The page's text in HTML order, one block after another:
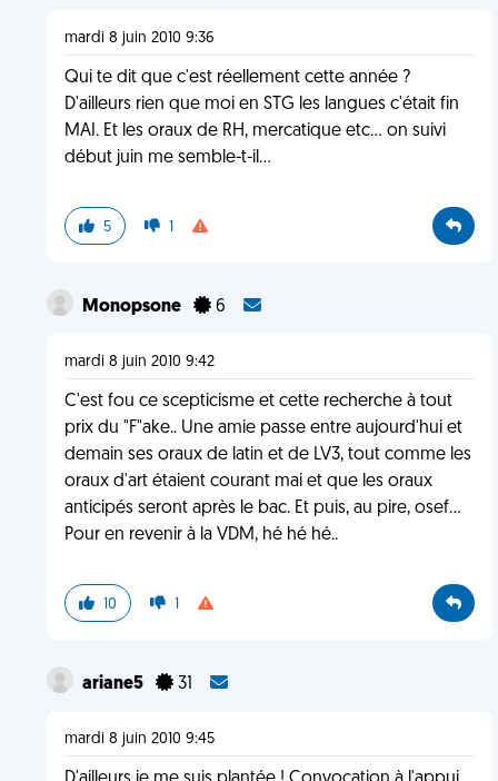
mardi 8 juin 2010 9:36
Qui te dit que c'est réellement cette année ?
D'ailleurs rien que moi en STG les langues c'était fin
MAI. Et les oraux de RH, mercatique etc... on suivi
début juin me semble-t-il...
5 1
Monopsone 6
mardi 8 juin 2010 9:42
C'est fou ce scepticisme et cette recherche à tout
prix du "F"ake.. Une amie passe entre aujourd'hui et
demain ses oraux de latin et de LV3, tout comme les
oraux d'art étaient courant mai et que les oraux
anticipés seront après le bac. Et puis, au pire, osef...
Pour en revenir à la VDM, hé hé hé..
10 1
ariane5 31
mardi 8 juin 2010 9:45